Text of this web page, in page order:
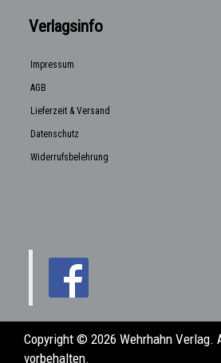
Verlagsinfo
Impressum
AGB
Lieferzeit & Versand
Datenschutz
Widerrufsbelehrung
Copyright © 2026 Wehrhahn Verlag.
vorbehalten.